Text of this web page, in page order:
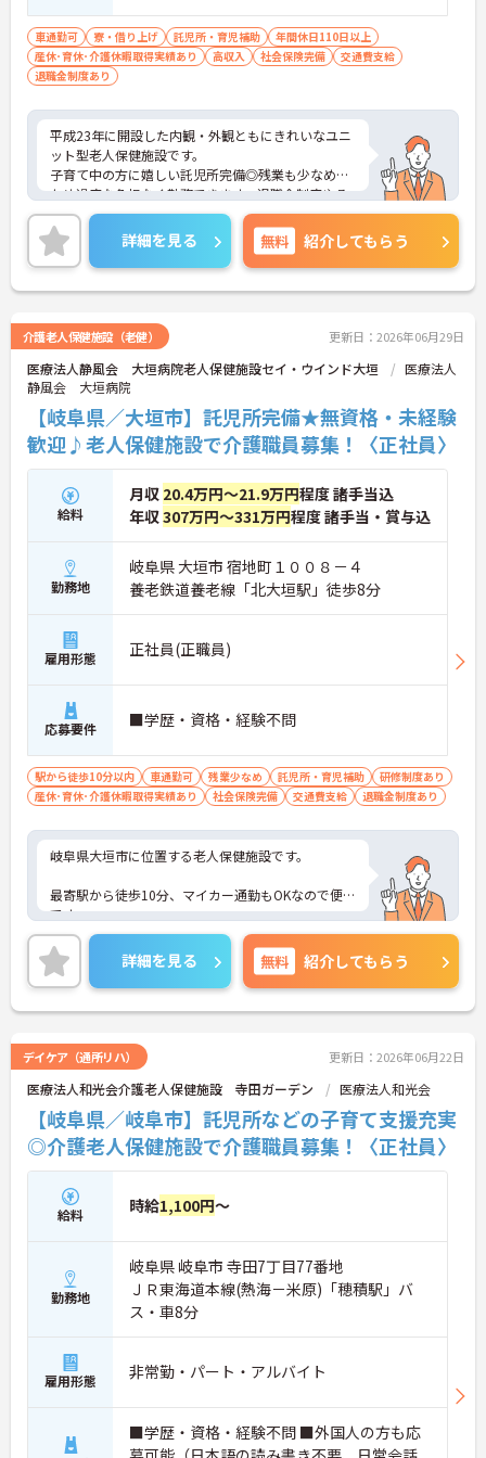
車通勤可 寮・借り上げ 託児所・育児補助
年間休日110日以上
産休･育休･介護休暇取得実績あり
高収入 社会保険完備
交通費支給
退職金制度あり
平成23年に開設した内観・外観ともにきれいなユニ
ット型老人保健施設です。
子育て中の方に嬉しい託児所完備◎残業も少なめの
ため過度な負担なく勤務できます。退職金制度やそ
の他諸手当が充実しているのも嬉しいポイントです
ね。
ご興味ある方には、面接対策ポイントなど、さらに
詳細をお話しいたしますのでお気軽にご相談くださ
い。
詳細を見る 無料 紹介してもらう
介護老人保健施設（老健） 更新日：2026年06月29日
医療法人静風会 大垣病院老人保健施設セイ・ウインド大垣
医療法人
静風会 大垣病院
【岐阜県／大垣市】託児所完備★無資格・未経験
歓迎♪老人保健施設で介護職員募集！〈正社員〉
給料
月収 20.4万円～21.9万円程度 諸手当込
年収307万円～331万円程度 諸手当・賞与込
勤務地
岐阜県 大垣市 宿地町１００８－４
養老鉄道養老線「北大垣駅」徒歩8分
雇用形態 正社員(正職員)
応募要件 ■学歴・資格・経験不問
駅から徒歩10分以内 車通勤可 残業少なめ 託児所・育児補助
研修制度あり
産休･育休･介護休暇取得実績あり
社会保険完備 交通費支給 退職金制度あり
岐阜県大垣市に位置する老人保健施設です。
最寄駅から徒歩10分、マイカー通勤もOKなので便利
です。
また無資格の方もご相談可能です。
ご興味ある方には、面接対策ポイントなど、さらに
詳細をお話しいたしますのでお気軽にご相談くださ
詳細を見る 無料 紹介してもらう
デイケア（通所リハ） 更新日：2026年06月22日
医療法人和光会介護老人保健施設 寺田ガーデン 医療法人和光会
【岐阜県／岐阜市】託児所などの子育て支援充実
◎介護老人保健施設で介護職員募集！〈正社員〉
給料 時給1,100円～
勤務地
岐阜県 岐阜市 寺田7丁目77番地
ＪＲ東海道本線(熱海－米原)「穂積駅」バ
ス・車8分
雇用形態 非常勤・パート・アルバイト
■学歴・資格・経験不問 ■外国人の方も応